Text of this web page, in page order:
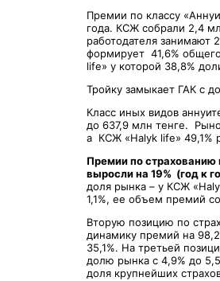
Премии по классу
года. КСЖ собрали 2,4
работодателя занимают
формирует 41,6%
life» у которой 38,8%
Тройку замыкает ГАК с
Класс иных видов
до 637,9 млн тенге.
а КСЖ «Halyk life» 49,1%
Премии по страхованию
выросли на 19% (год к
доля рынка – у КСЖ
1,1%, ее объем премий
Вторую позицию по
динамику премий на
35,1%. На третьей
долю рынка с 4,9% до
доля крупнейших